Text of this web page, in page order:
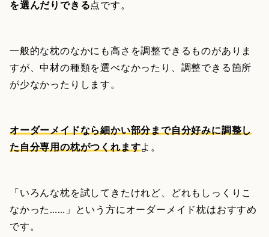
を選んだりできる点です。
一般的な枕のなかにも高さを調整できるものがありま
すが、中材の種類を選べなかったり、調整できる箇所
が少なかったりします。
オーダーメイドなら細かい部分まで自分好みに調整し
た自分専用の枕がつくれますよ。
「いろんな枕を試してきたけれど、どれもしっくりこ
なかった……」という方にオーダーメイド枕はおすすめ
です。